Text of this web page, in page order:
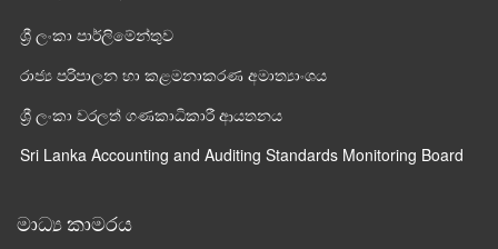
ශ්‍රී ලංකා පාර්ලි‌මේන්තුව
රාජ්‍ය පරිපාලන හා කළමනාකරණ අමාත්‍යාංශය
ශ්‍රී ලංකා වරලත් ගණකාධිකාරී ආයතනය
Sri Lanka Accounting and Auditing Standards Monitoring Board
මාධ්‍ය කාමරය